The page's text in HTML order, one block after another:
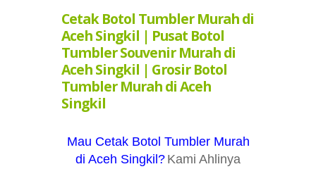
Cetak Botol Tumbler Murah di
Aceh Singkil | Pusat Botol
Tumbler Souvenir Murah di
Aceh Singkil | Grosir Botol
Tumbler Murah di Aceh
Singkil
Mau Cetak Botol Tumbler Murah
di Aceh Singkil? Kami Ahlinya